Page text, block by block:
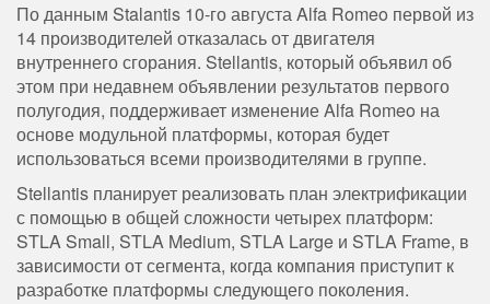
По данным Stalantis 10-го августа Alfa Romeo первой из
14 производителей отказалась от двигателя
внутреннего сгорания. Stellantis, который объявил об
этом при недавнем объявлении результатов первого
полугодия, поддерживает изменение Alfa Romeo на
основе модульной платформы, которая будет
использоваться всеми производителями в группе.
Stellantis планирует реализовать план электрификации
с помощью в общей сложности четырех платформ:
STLA Small, STLA Medium, STLA Large и STLA Frame, в
зависимости от сегмента, когда компания приступит к
разработке платформы следующего поколения.